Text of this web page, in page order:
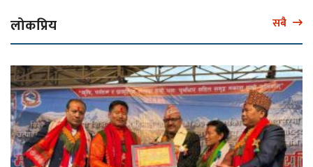
लोकप्रिय सबै